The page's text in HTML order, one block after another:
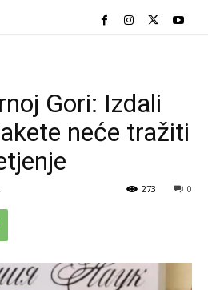
Gori: Izdali
neće tražiti
0
273